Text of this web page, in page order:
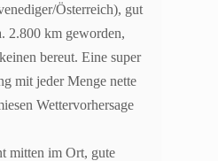
Österreich), gut
2.800 km geworden,
bereut. Eine super
mit jeder Menge nette
Wettervorhersage
mitten im Ort, gute